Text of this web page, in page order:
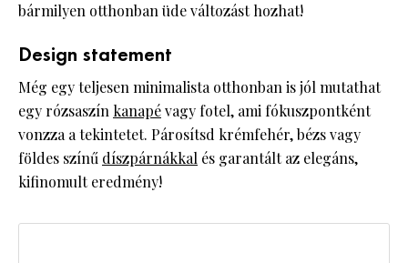
bármilyen otthonban üde változást hozhat!
Design statement
Még egy teljesen minimalista otthonban is jól mutathat
egy rózsaszín kanapévagy fotel, ami fókuszpontként
vonzza a tekintetet. Párosítsd krémfehér, bézs vagy
földes színű díszpárnákkal és garantált az elegáns,
kifinomult eredmény!